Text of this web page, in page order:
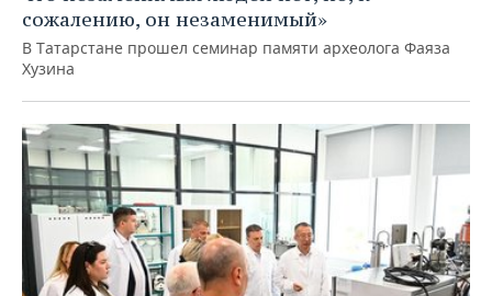
сожалению, он незаменимый»
В Татарстане прошел семинар памяти археолога Фаяза
Хузина